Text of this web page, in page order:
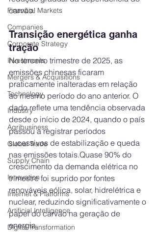
Financial Markets
Companies
Corporate Strategy
Investments
Mergers & Acquisitions
Technology
Industry
Agribusiness
Global Trade
Supply Chain
Innovation
Internet & Platforms
Artificial Intelligence
Digital Transformation
carvão.
Transição energética ganha
tração
No terceiro trimestre de 2025, as
emissões chinesas ficaram
praticamente inalteradas em relação
ao mesmo período do ano anterior. O
dado reflete uma tendência observada
desde o início de 2024, quando o país
passou a registrar períodos
sucessivos de estabilização e queda
nas emissões totais.Quase 90% do
crescimento da demanda elétrica no
trimestre foi suprido por fontes
renováveis eólica, solar, hidrelétrica e
nuclear, reduzindo significativamente o
papel do carvão na geração de
energia.